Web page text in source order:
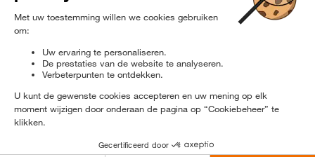
rɘ furbished